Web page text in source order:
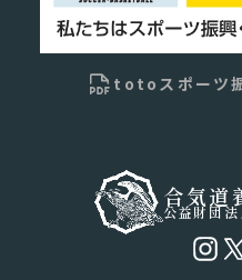
totoスポーツ
合気道
公益財団